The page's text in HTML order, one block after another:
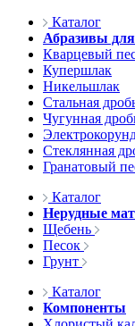
Каталог
Абразивы
Кварцевый
Купершлак
Никельшлак
Стальная
Чугунная
Стеклянная
Гранатовый
Каталог
Нерудные
Щебень
Песок
Грунт
Каталог
Компоненты